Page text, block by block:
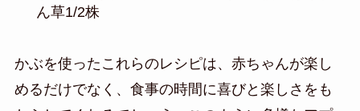
ん草1/2株
かぶを使ったこれらのレシピは、赤ちゃんが楽し
めるだけでなく、食事の時間に喜びと楽しさをも